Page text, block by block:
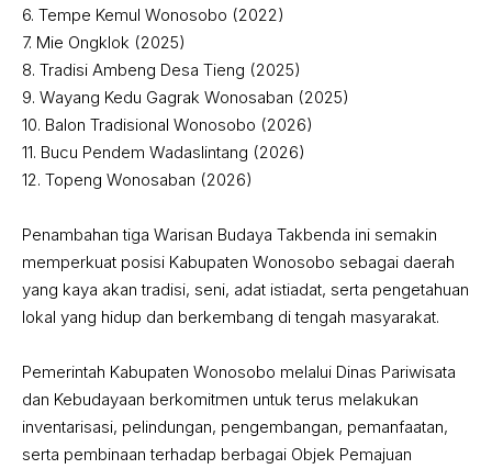
‎6. Tempe Kemul Wonosobo (2022)
‎7. Mie Ongklok (2025)
‎8. Tradisi Ambeng Desa Tieng (2025)
‎9. Wayang Kedu Gagrak Wonosaban (2025)
‎10. Balon Tradisional Wonosobo (2026)
‎11. Bucu Pendem Wadaslintang (2026)
‎12. Topeng Wonosaban (2026)
‎Penambahan tiga Warisan Budaya Takbenda ini semakin
memperkuat posisi Kabupaten Wonosobo sebagai daerah
yang kaya akan tradisi, seni, adat istiadat, serta pengetahuan
lokal yang hidup dan berkembang di tengah masyarakat.
‎Pemerintah Kabupaten Wonosobo melalui Dinas Pariwisata
dan Kebudayaan berkomitmen untuk terus melakukan
inventarisasi, pelindungan, pengembangan, pemanfaatan,
serta pembinaan terhadap berbagai Objek Pemajuan